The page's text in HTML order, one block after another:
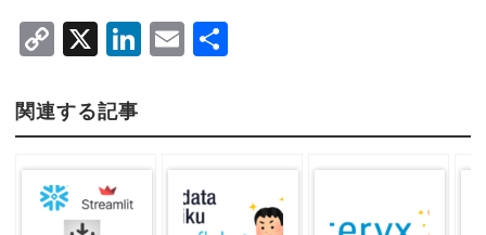
C
py
Li
n
k
X
Li
dI
n
E
関連する記事